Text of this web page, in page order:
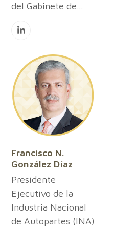
del Gabinete de…
Linkedin
Francisco N.
González Díaz
Presidente
Ejecutivo de la
Industria Nacional
de Autopartes (INA)